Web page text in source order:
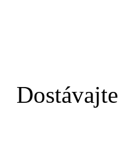
Dostávajte